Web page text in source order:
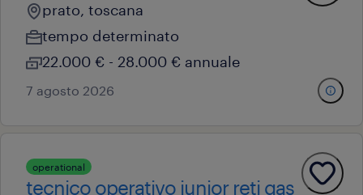
prato, toscana
tempo determinato
22.000 € - 28.000 € annuale
7 agosto 2026
operational
tecnico operativo junior reti gas